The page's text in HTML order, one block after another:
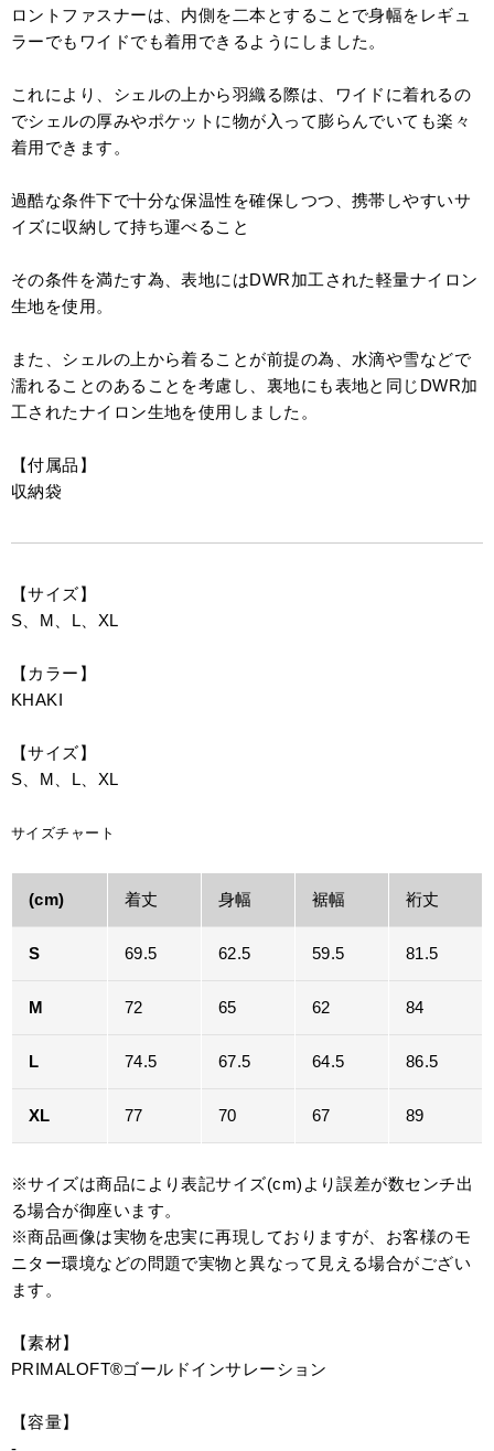
ロントファスナーは、内側を二本とすることで身幅をレギュ
ラーでもワイドでも着用できるようにしました。
これにより、シェルの上から羽織る際は、ワイドに着れるの
でシェルの厚みやポケットに物が入って膨らんでいても楽々
着用できます。
過酷な条件下で十分な保温性を確保しつつ、携帯しやすいサ
イズに収納して持ち運べること
その条件を満たす為、表地にはDWR加工された軽量ナイロン
生地を使用。
また、シェルの上から着ることが前提の為、水滴や雪などで
濡れることのあることを考慮し、裏地にも表地と同じDWR加
工されたナイロン生地を使用しました。
【付属品】
収納袋
【サイズ】
S、M、L、XL
【カラー】
KHAKI
【サイズ】
S、M、L、XL
サイズチャート
(cm) 着丈 身幅 裾幅 裄丈
S 69.5 62.5 59.5 81.5
M 72 65 62 84
L 74.5 67.5 64.5 86.5
XL 77 70 67 89
※サイズは商品により表記サイズ(cm)より誤差が数センチ出
る場合が御座います。
※商品画像は実物を忠実に再現しておりますが、お客様のモ
ニター環境などの問題で実物と異なって見える場合がござい
ます。
【素材】
PRIMALOFT®ゴールドインサレーション
【容量】